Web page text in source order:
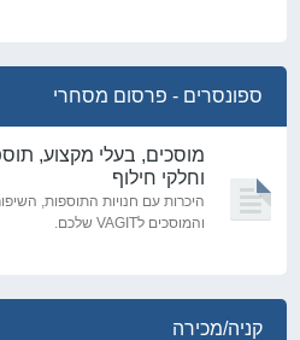
ספונסרים - פרסום מסחרי
מוסכים, בעלי מקצוע,
וחלקי חילוף
היכרות עם חנויות התוספות,
והמוסכים לVAGIT שלכם.
קניה/מכירה